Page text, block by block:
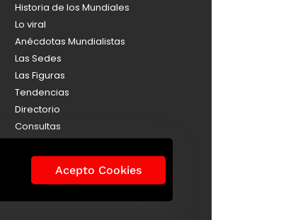
Historia de los Mundiales
Lo viral
Anécdotas Mundialistas
Las Sedes
Las Figuras
Tendencias
Directorio
Consultas
Acepto Cookies